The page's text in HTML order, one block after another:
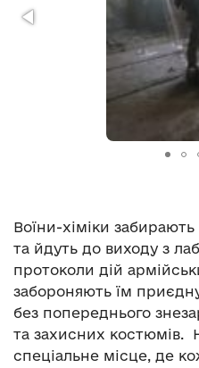
Воїни-хіміки
та йдуть до виходу з
протоколи дій
забороняють їм
без попереднього
та захисних костюмів.
спеціальне місце, де